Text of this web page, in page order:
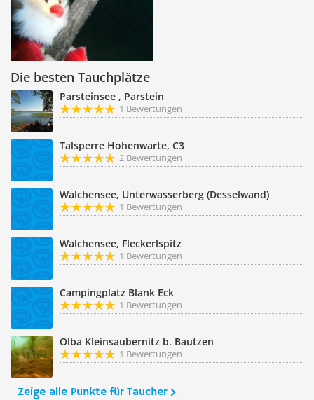
Die besten Tauchplätze
Parsteinsee , Parstein
1 Bewertungen
Talsperre Hohenwarte, C3
2 Bewertungen
Walchensee, Unterwasserberg (Desselwand)
1 Bewertungen
Walchensee, Fleckerlspitz
1 Bewertungen
Campingplatz Blank Eck
1 Bewertungen
Olba Kleinsaubernitz b. Bautzen
1 Bewertungen
Zeige alle Punkte für Taucher